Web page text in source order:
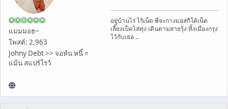
แมมมอธ~
โพสต์: 2,963
Johny Debt >> จอห์น หนี้ =
แม้น สแปร์โรว์
อยู่บ้านไร่ ไร้เน็ต พี่จะกางมอสกิโต้เน็ต
เลี้ยงเป็ดไล่ทุ่ง เดินตามสายรุ้ง ทิ้งเมืองกรุง
ไว้กับเธอ ..